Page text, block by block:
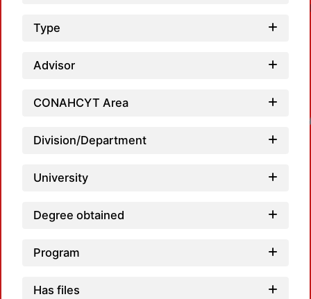
Type
Advisor
CONAHCYT Area
Division/Department
University
Degree obtained
Program
Has files